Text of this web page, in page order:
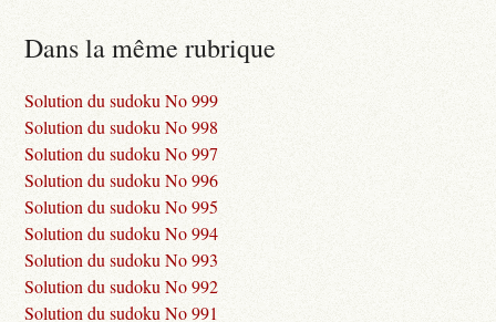
Dans la même rubrique
Solution du sudoku No 999
Solution du sudoku No 998
Solution du sudoku No 997
Solution du sudoku No 996
Solution du sudoku No 995
Solution du sudoku No 994
Solution du sudoku No 993
Solution du sudoku No 992
Solution du sudoku No 991